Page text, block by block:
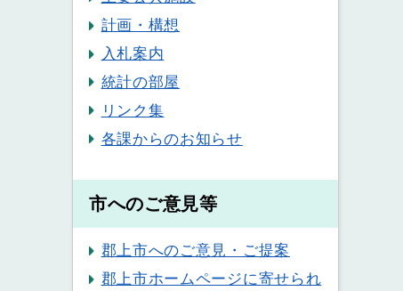
計画・構想
入札案内
統計の部屋
リンク集
各課からのお知らせ
市へのご意見等
郡上市へのご意見・ご提案
郡上市ホームページに寄せられ